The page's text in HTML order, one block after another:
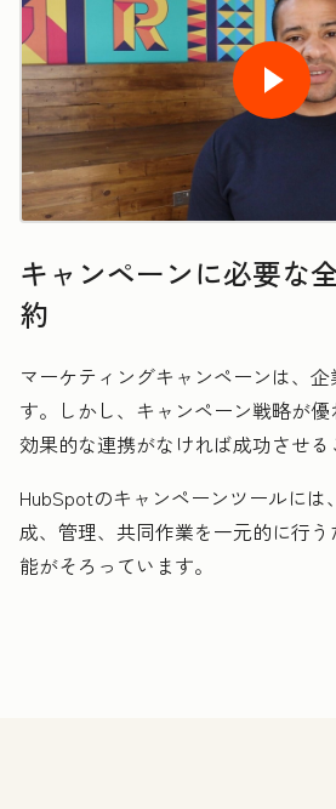
キャンペーンに必要な
約
マーケティングキャンペーンは、
す。しかし、キャンペーン戦略が
効果的な連携がなければ成功させる
HubSpotのキャンペーンツールには
成、管理、共同作業を一元的に行
能がそろっています。